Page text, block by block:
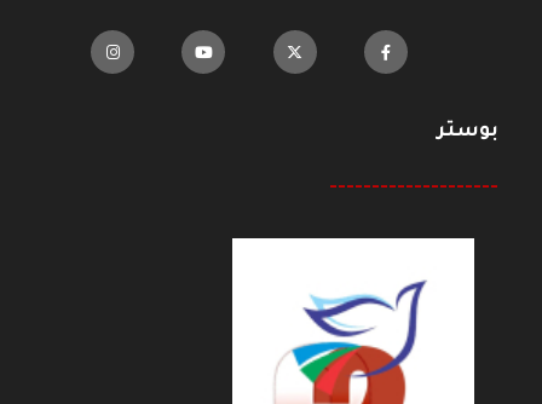
بوستر
--------------------